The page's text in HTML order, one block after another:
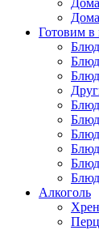
Готовим в
Алкоголь